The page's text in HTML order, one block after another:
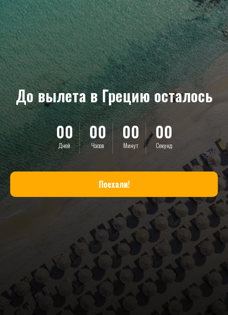
До вылета в Грецию осталось
00
Дней
00
Часов
00
Минут
00
Секунд
Поехали!